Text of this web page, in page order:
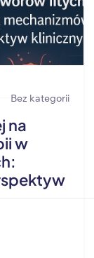
Bez kategorii
na
w